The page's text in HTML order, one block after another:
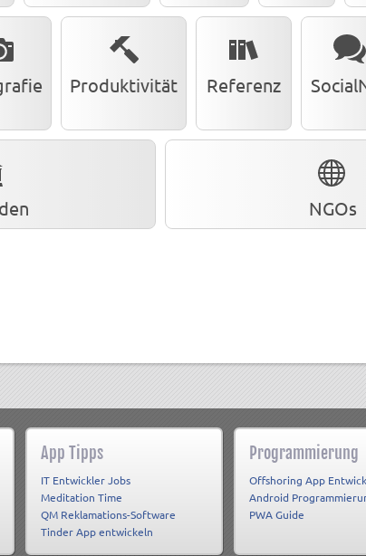
Produktivität Referenz
NGOs
App Tipps
IT Entwickler Jobs
Meditation Time
QM Reklamations-Software
Tinder App entwickeln
Programmierung
Offshoring App
Android
PWA Guide